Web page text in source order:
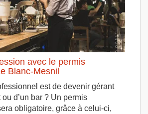
avec le permis
Blanc-Mesnil
est de devenir gérant
ou d’un bar ? Un permis
obligatoire, grâce à celui-ci,